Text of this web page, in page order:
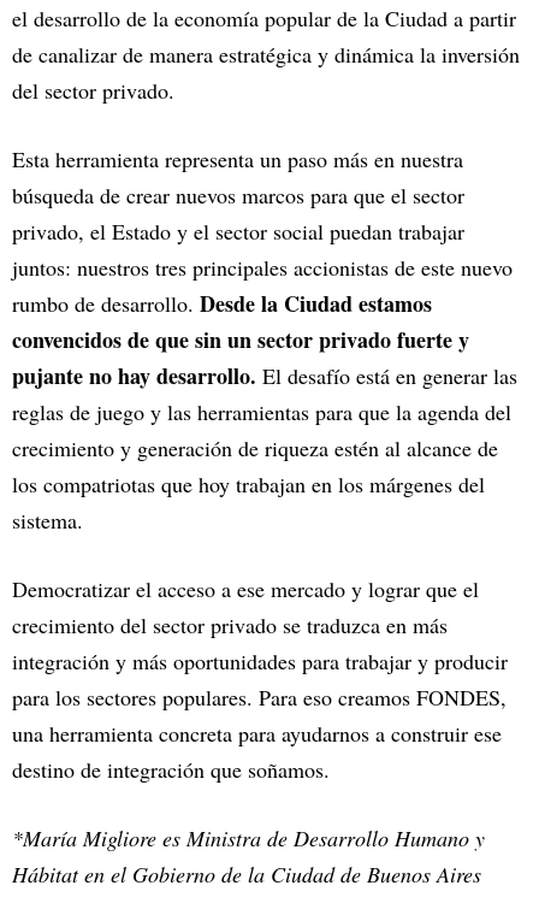
el desarrollo de la economía popular de la Ciudad a partir
de canalizar de manera estratégica y dinámica la inversión
del sector privado.
Esta herramienta representa un paso más en nuestra
búsqueda de crear nuevos marcos para que el sector
privado, el Estado y el sector social puedan trabajar
juntos: nuestros tres principales accionistas de este nuevo
rumbo de desarrollo. Desde la Ciudad estamos
convencidos de que sin un sector privado fuerte y
pujante no hay desarrollo. El desafío está en generar las
reglas de juego y las herramientas para que la agenda del
crecimiento y generación de riqueza estén al alcance de
los compatriotas que hoy trabajan en los márgenes del
sistema.
Democratizar el acceso a ese mercado y lograr que el
crecimiento del sector privado se traduzca en más
integración y más oportunidades para trabajar y producir
para los sectores populares. Para eso creamos FONDES,
una herramienta concreta para ayudarnos a construir ese
destino de integración que soñamos.
*María Migliore es Ministra de Desarrollo Humano y
Hábitat en el Gobierno de la Ciudad de Buenos Aires